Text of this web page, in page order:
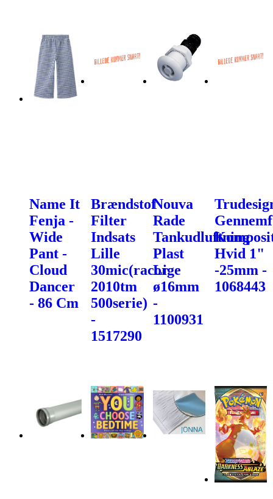
Name It
Fenja -
Wide
Pant -
Cloud
Dancer
- 86 Cm
Brændstof
Filter
Indsats
Lille
30mic(racor
2010tm
500serie)
-
1517290
Nouva
Rade
Tankudluftning
Plast
Lige
ø16mm
-
1100931
Hvid 1"
-25mm -
1068443